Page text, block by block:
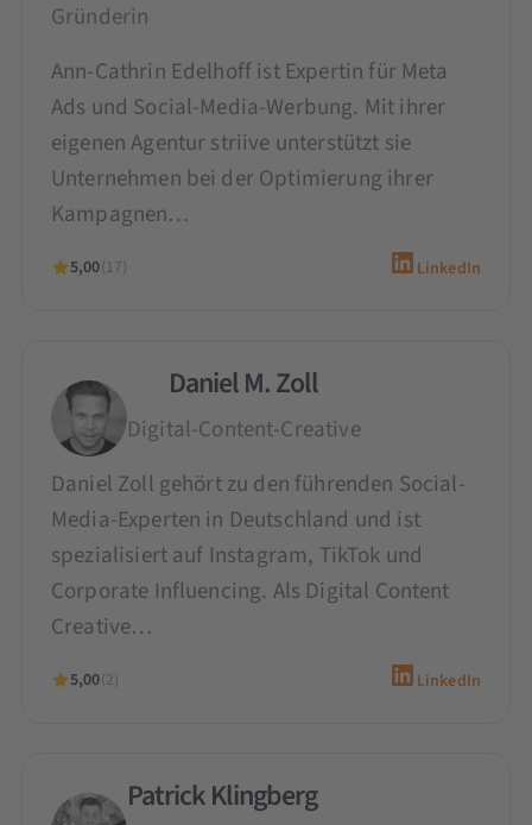
Gründerin
Ann-Cathrin Edelhoff ist Expertin für Meta
Ads und Social-Media-Werbung. Mit ihrer
eigenen Agentur striive unterstützt sie
Unternehmen bei der Optimierung ihrer
Kampagnen…
5,00(17) LinkedIn
Daniel M. Zoll
Digital-Content-Creative
Daniel Zoll gehört zu den führenden Social-
Media-Experten in Deutschland und ist
spezialisiert auf Instagram, TikTok und
Corporate Influencing. Als Digital Content
Creative…
5,00(2) LinkedIn
Patrick Klingberg